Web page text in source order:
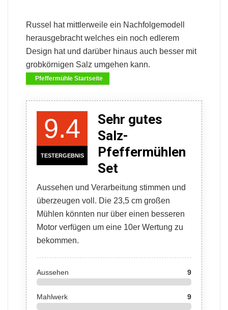
Russel hat mittlerweile ein Nachfolgemodell
herausgebracht welches ein noch edlerem
Design hat und darüber hinaus auch besser mit
grobkörnigen Salz umgehen kann.
Pfeffermühle Startseite
9.4
TESTERGEBNIS
Sehr gutes
Salz-
Pfeffermühlen
Set
Aussehen und Verarbeitung stimmen und
überzeugen voll. Die 23,5 cm großen
Mühlen könnten nur über einen besseren
Motor verfügen um eine 10er Wertung zu
bekommen.
Aussehen 9
Mahlwerk 9